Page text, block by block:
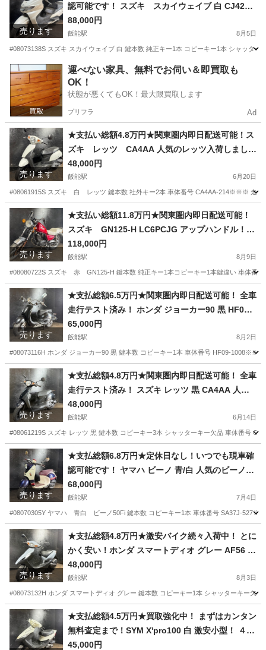
売ります
認可能です！ スズキ スカイウェイブ 白 CJ42A
人気のスカブ！激安250cc！ ４スト！ ヘッドライ
トガーニッシュ！社外ハンドル！
88,000円
飯能駅 8月5日
#08073138S スズキ スカイウェイブ 白 鍵本数 純正キー1本 コピーキー1本 シャッタ
埼玉 飯能市 飯能駅 スズキ ヘッドライトガーニッシュ
運べない家具、無料でお伺い＆即買取も
OK！
状態が悪くてもOK！最大限買取します
プリフラ Ad
売ります
★支払い総額4.8万円★関東圏内即日配送可能！ス
ズキ レッツ CA4AA 人気のレッツ入荷しました
♪ 外観良好！通勤、通学におすすめ！
48,000円
飯能駅 6月20日
#08061915S スズキ 白 レッツ 鍵本数 社外キー2本 車体番号 CA4AA-214※※※
埼玉 飯能市 飯能駅 スズキ レッツ
売ります
★支払い総額11.8万円★関東圏内即日配送可能！
スズキ GN125-H LC6PCJG アップハンドル！純
正ぶった斬りマフラー！社外シート！
118,000円
飯能駅 8月9日
#08080722S スズキ 赤 GN125-H 鍵本数 純正キー1本コピーキー1本鍵違い 車体番
埼玉 飯能市 飯能駅 スズキ アップハンドル
売ります
★支払総額6.5万円★関東圏内即日配送可能！ 全車
走行テスト済み！ ホンダ ジョーカー90 黒 HF09
人気のジョーカー！激安小型！ アメリカン！！２
ストのためオイル注ぎ足すだけ！ バッテリー新
品！
65,000円
飯能駅 8月2日
#08073116H ホンダ ジョーカー90 黒 鍵本数 コピーキー1本 車体番号 HF09-
埼玉 飯能市 飯能駅 ホンダ ジョーカー
売ります
★支払総額4.8万円★関東圏内即日配送可能！ 全車
走行テスト済み！ スズキ レッツ 黒 CA4AA 人気
のレッツ！ 4ストインジェクション！ 集中キー！
カスタムベースに♪
48,000円
飯能駅 6月14日
#08061219S スズキ レッツ 黒 鍵本数 コピーキー3本 シャッターキー欠品 車体番号
埼玉 飯能市 飯能駅 スズキ レッツ
売ります
★支払総額6.8万円★定休日なし！いつでも現車確
認可能です！ ヤマハ ビーノ 青/白 人気のビーノ！
4ストインジェクション！ 外観良好！ バッテリー
新品！ サイスタ付き！
68,000円
飯能駅 7月4日
#08070305Y ヤマハ 青白 ビーノ50Fi 鍵本数 コピーキー1本 車体番号 SA37J-
埼玉 飯能市 飯能駅 ヤマハ サイスタ
売ります
★支払総額4.8万円★激安バイク続々入荷中！ とに
かく安い！ホンダ スマートディオ グレー AF56 人
気のスマート！４スト、集中キー！バッテリー新
品！おしゃれな車両！
48,000円
飯能駅 8月3日
#08073132H ホンダ スマートディオ グレー 鍵本数 コピーキー1本 シャッターキー
埼玉 飯能市 飯能駅 ホンダ スマートディオ
★支払総額4.5万円★買取強化中！ まずはカンタン
無料査定まで！SYM X'pro100 白 激安小型！ ４ス
ト、集中キー！ サイスタ付き！ フロントディスク
45,000円